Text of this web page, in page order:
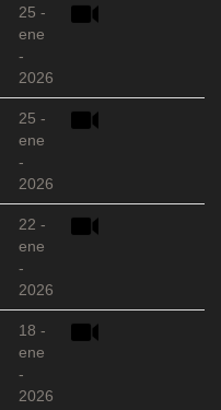
25 -
ene
-
2026
25 -
ene
-
2026
22 -
ene
-
2026
18 -
ene
-
2026